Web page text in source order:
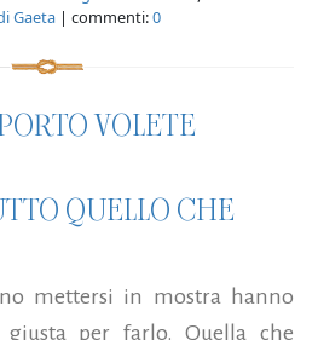
Gaeta | commenti:0
VOLETE
QUELLO CHE
mettersi in mostra hanno
per farlo. Quella che